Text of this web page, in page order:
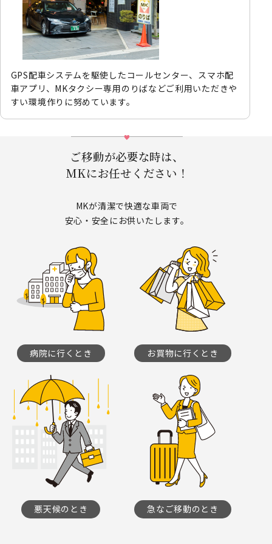
GPS配車システムを駆使したコールセンター、スマホ配
車アプリ、MKタクシー専用のりばなどご利用いただきや
すい環境作りに努めています。
ご移動が必要な時は、
MKにお任せください！
MKが清潔で快適な車両で
安心・安全にお供いたします。
病院に行くとき お買物に行くとき
悪天候のとき 急なご移動のとき